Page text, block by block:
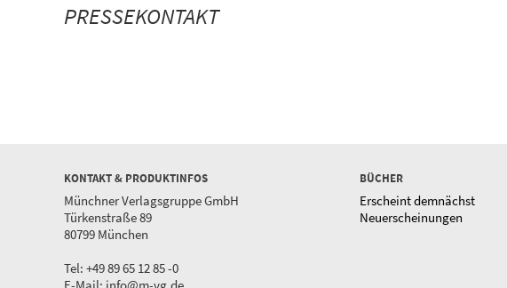
PRESSEKONTAKT
KONTAKT & PRODUKTINFOS
Münchner Verlagsgruppe GmbH
Türkenstraße 89
80799 München
Tel: +49 89 65 12 85 -0
BÜCHER
Erscheint demnächst
Neuerscheinungen